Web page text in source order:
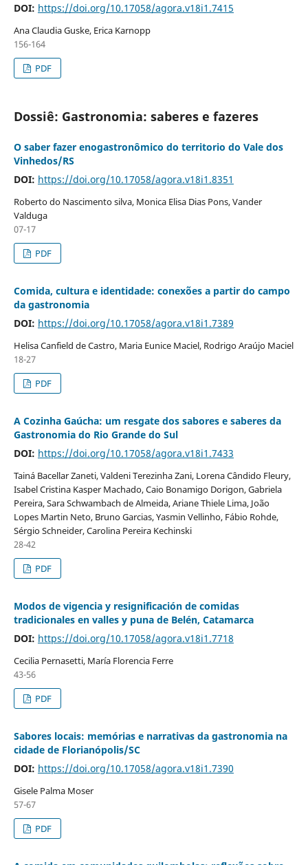
DOI: https://doi.org/10.17058/agora.v18i1.7415
Ana Claudia Guske, Erica Karnopp
156-164
PDF
Dossiê: Gastronomia: saberes e fazeres
O saber fazer enogastronômico do territorio do Vale dos
Vinhedos/RS
DOI: https://doi.org/10.17058/agora.v18i1.8351
Roberto do Nascimento silva, Monica Elisa Dias Pons, Vander
Valduga
07-17
PDF
Comida, cultura e identidade: conexões a partir do campo
da gastronomia
DOI: https://doi.org/10.17058/agora.v18i1.7389
Helisa Canfield de Castro, Maria Eunice Maciel, Rodrigo Araújo Maciel
18-27
PDF
A Cozinha Gaúcha: um resgate dos sabores e saberes da
Gastronomia do Rio Grande do Sul
DOI: https://doi.org/10.17058/agora.v18i1.7433
Tainá Bacellar Zaneti, Valdeni Terezinha Zani, Lorena Cândido Fleury,
Isabel Cristina Kasper Machado, Caio Bonamigo Dorigon, Gabriela
Pereira, Sara Schwambach de Almeida, Ariane Thiele Lima, João
Lopes Martin Neto, Bruno Garcias, Yasmin Vellinho, Fábio Rohde,
Sérgio Schneider, Carolina Pereira Kechinski
28-42
PDF
Modos de vigencia y resignificación de comidas
tradicionales en valles y puna de Belén, Catamarca
DOI: https://doi.org/10.17058/agora.v18i1.7718
Cecilia Pernasetti, María Florencia Ferre
43-56
PDF
Sabores locais: memórias e narrativas da gastronomia na
cidade de Florianópolis/SC
DOI: https://doi.org/10.17058/agora.v18i1.7390
Gisele Palma Moser
57-67
PDF